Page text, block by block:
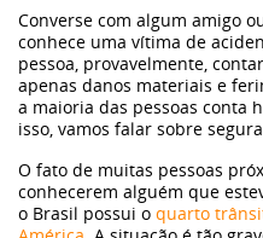
aceito a
Grupo Dimas a
enviar campanhas de
Converse com algum amigo
conhece uma vítima de
pessoa, provavelmente,
apenas danos materiais e
a maioria das pessoas conta
isso, vamos falar sobre
O fato de muitas pessoas
conhecerem alguém que
o Brasil possui o quarto